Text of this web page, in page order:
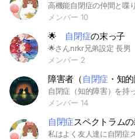
メンバー 10
︎🌟 自閉症の末っ子
メンバー 2
障害者（ 自閉症 ・知
メンバー 14
自閉症スペクトラム